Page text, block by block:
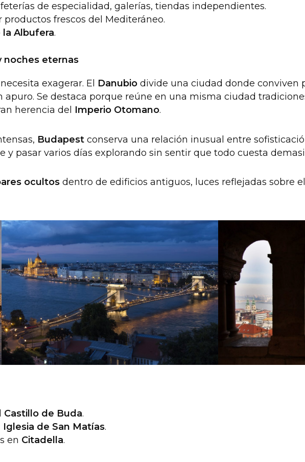
de especialidad, galerías, tiendas independientes.
productos frescos del Mediteráneo.
la Albufera.
noches eternas
exagerar. El Danubiodivide una ciudad donde conviven
Se destaca porque reúne en una misma ciudad
herencia del Imperio Otomano.
Budapestconserva una relación inusual entre
pasar varios días explorando sin sentir que todo cuesta
ocultosdentro de edificios antiguos, luces reflejadas sobre
Castillo de Buda.
Iglesia de San Matías.
en Citadella.